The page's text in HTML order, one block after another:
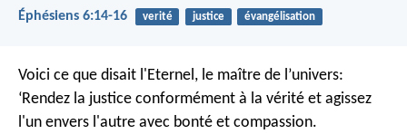
Éphésiens 6:14-16 verité justice évangélisation
Voici ce que disait l'Eternel, le maître de l’univers:
‘Rendez la justice conformément à la vérité et agissez
l'un envers l'autre avec bonté et compassion.